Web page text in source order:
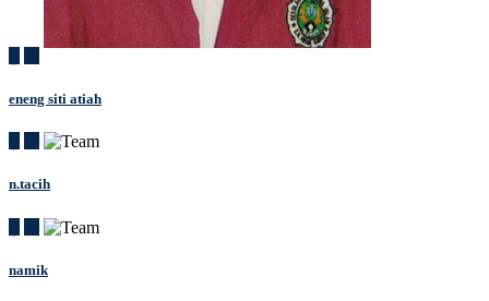
eneng siti atiah
n.tacih
namik